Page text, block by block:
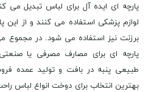
پارچه ای ایده آل برای لباس تبدیل می
لوازم پزشکی استفاده می کنند و از
برزنت نیز استفاده می شود. در مجموع
پارچه ای برای مصارف مصرفی یا صنعتی
طبیعی پنبه در بافت و تولید عمده
بهترین انتخاب برای دوخت انواع لباس